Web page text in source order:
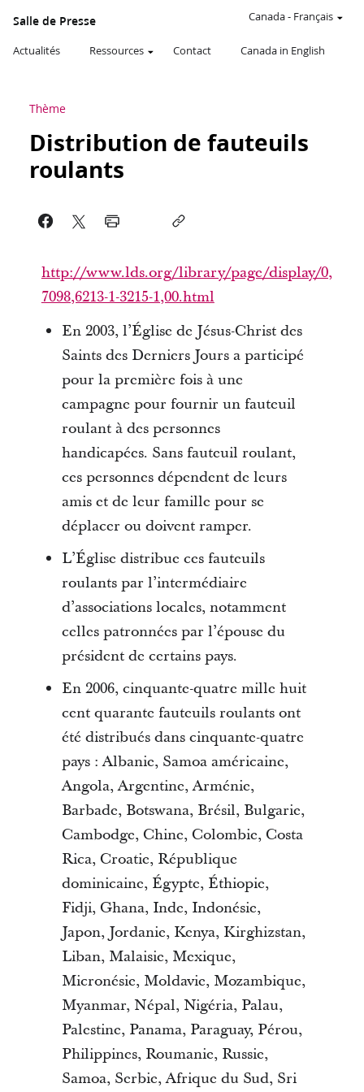
Salle de Presse
Actualités Ressources Contact Canada in English
Canada- Français
Thème
Distribution de fauteuils
roulants
http://www.lds.org/library/page/display/0,
7098,6213-1-3215-1,00.html
En 2003, l’Église de Jésus-Christ des
Saints des Derniers Jours a participé
pour la première fois à une
campagne pour fournir un fauteuil
roulant à des personnes
handicapées. Sans fauteuil roulant,
ces personnes dépendent de leurs
amis et de leur famille pour se
déplacer ou doivent ramper.
L’Église distribue ces fauteuils
roulants par l’intermédiaire
d’associations locales, notamment
celles patronnées par l’épouse du
président de certains pays.
En 2006, cinquante-quatre mille huit
cent quarante fauteuils roulants ont
été distribués dans cinquante-quatre
pays : Albanie, Samoa américaine,
Angola, Argentine, Arménie,
Barbade, Botswana, Brésil, Bulgarie,
Cambodge, Chine, Colombie, Costa
Rica, Croatie, République
dominicaine, Égypte, Éthiopie,
Fidji, Ghana, Inde, Indonésie,
Japon, Jordanie, Kenya, Kirghizstan,
Liban, Malaisie, Mexique,
Micronésie, Moldavie, Mozambique,
Myanmar, Népal, Nigéria, Palau,
Palestine, Panama, Paraguay, Pérou,
Philippines, Roumanie, Russie,
Samoa, Serbie, Afrique du Sud, Sri